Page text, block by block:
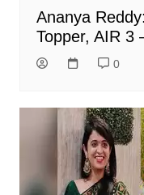
Ananya
Topper, AIR 3
0